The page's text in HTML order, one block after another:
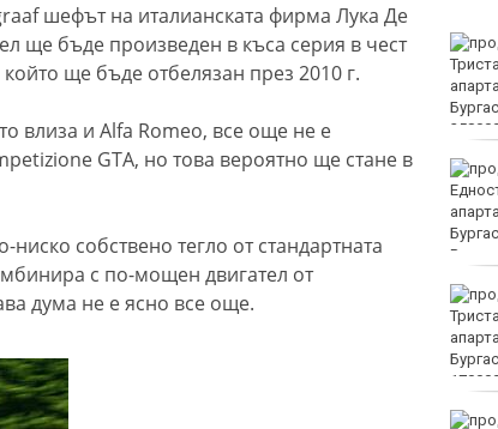
шефът на италианската фирма Лука Де
ще бъде произведен в къса серия в чест
ще бъде отбелязан през 2010 г.
влиза и Alfa Romeo, все още не е
GTA, но това вероятно ще стане в
собствено тегло от стандартната
с по-мощен двигател от
дума не е ясно все още.
Убитият мъж на
Младежкия хълм в
Пловдив е от Кричим
Кола се преобърна по
в които цените ще се